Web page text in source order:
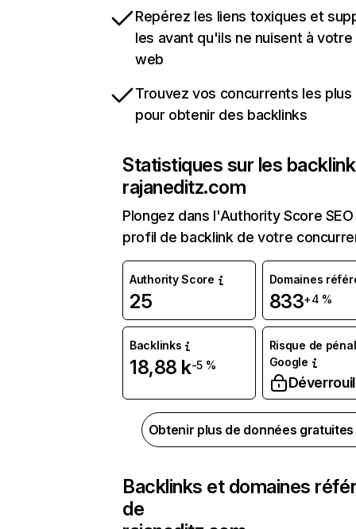
Repérez les liens toxiques et
les avant qu'ils ne nuisent à
web
Trouvez vos concurrents les
pour obtenir des backlinks
Statistiques sur les
rajaneditz.com
Plongez dans l'Authority Score
profil de backlink de votre
Authority Score
25
Domaines
833+4 %
Backlinks
18,88 k-5 %
Risque de
Google
Obtenir plus de données
Backlinks et domaines
de